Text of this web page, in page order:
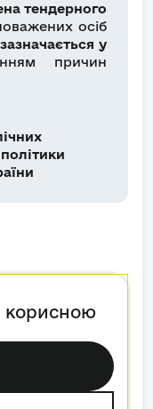
тендерного
осіб
у
причин
корисною